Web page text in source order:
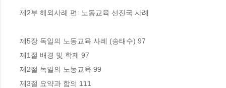
제2부 해외사례 편: 노동교육 선진국 사례
제5장 독일의 노동교육 사례 (송태수) 97
제1절 배경 및 학제 97
제2절 독일의 노동교육 99
제3절 요약과 함의 111